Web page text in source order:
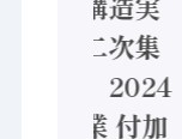
態調査二次集
計結果」2024
年製造業 付加